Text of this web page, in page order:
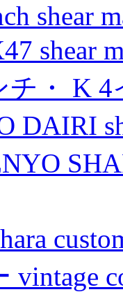
shear
shear
チ・ K
DAIRI